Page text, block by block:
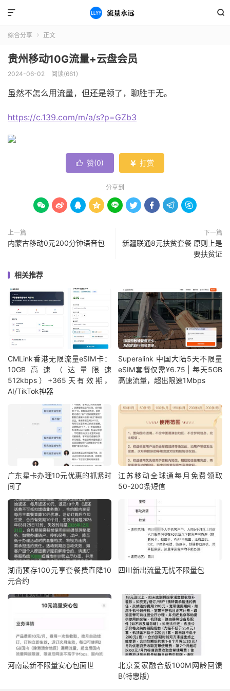


综合分享  正文
贵州移动10G流量+云盘会员
2024-06-02 阅读(661)
虽然不怎么用流量，但还是领了，聊胜于无。
https://c.139.com/m/a/s?p=GZb3
 赞(0)  打赏
分享到
        
上一篇
内蒙古移动0元200分钟语音包
下一篇
新疆联通8元扶贫套餐 原则上是
要扶贫证
相关推荐
CMLink香港无限流量eSIM卡：
10GB高速（达量限速
512kbps）+365天有效期，
AI/TikTok神器
Superalink 中国大陆5天不限量
eSIM套餐仅需¥6.75 | 每天5GB
高速流量，超出限速1Mbps
广东星卡办理10元优惠的抓紧时
间了
江苏移动全球通每月免费领取
50-200条短信
湖南预存100元享套餐费直降10
元合约
四川新出流量无忧不限量包
河南最新不限量安心包面世
北京爱家融合版100M网龄回馈
B(特惠版)